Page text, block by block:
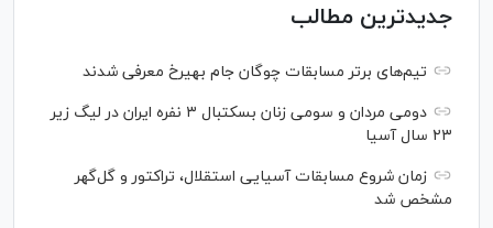
جدیدترین مطالب
تیم‌های برتر مسابقات چوگان جام بهیرخ معرفی شدند
دومی مردان و سومی زنان بسکتبال ۳ نفره ایران در لیگ زیر
۲۳ سال آسیا
زمان شروع مسابقات آسیایی استقلال، تراکتور و گل‌گهر
مشخص شد